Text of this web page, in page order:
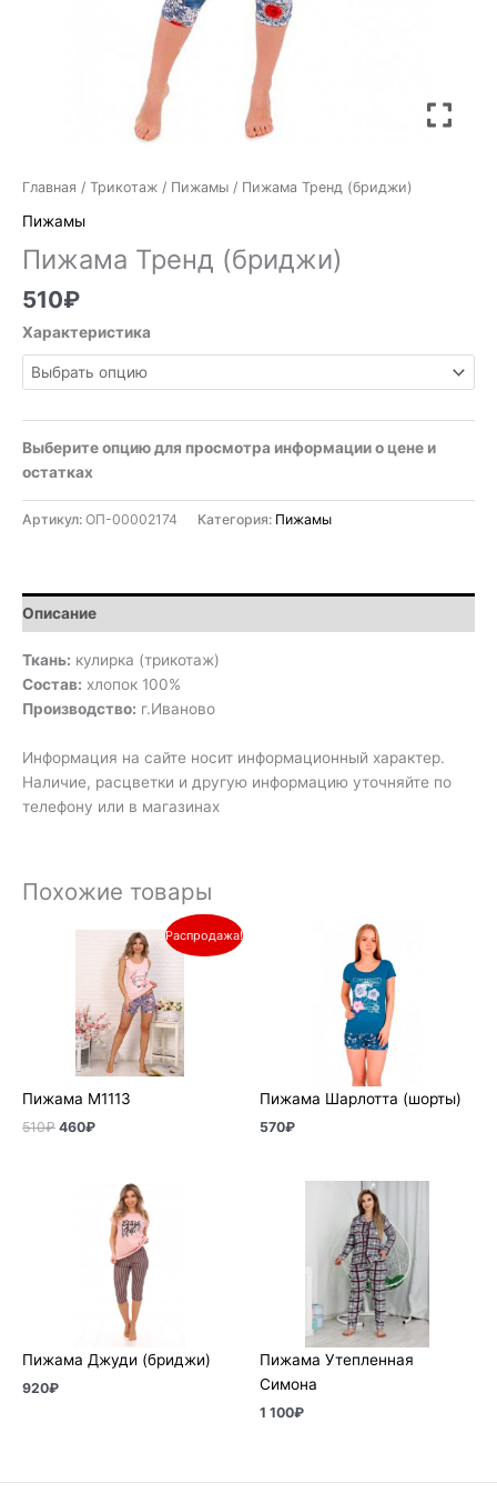
Главная / Трикотаж / Пижамы / Пижама Тренд (бриджи)
Пижамы
Пижама Тренд (бриджи)
510₽
Характеристика
Выберите опцию для просмотра информации о цене и
остатках
Артикул: ОП-00002174 Категория: Пижамы
Описание
Ткань: кулирка (трикотаж)
Состав: хлопок 100%
Производство: г.Иваново
Информация на сайте носит информационный характер.
Наличие, расцветки и другую информацию уточняйте по
телефону или в магазинах
Похожие товары
Распродажа!
Пижама М1113
510₽
Первоначальная
составляла
460₽
Текущая
цена:
460₽.
Пижама Шарлотта (шорты)
570₽
Пижама Джуди (бриджи)
920₽
Пижама Утепленная
Симона
1 100₽